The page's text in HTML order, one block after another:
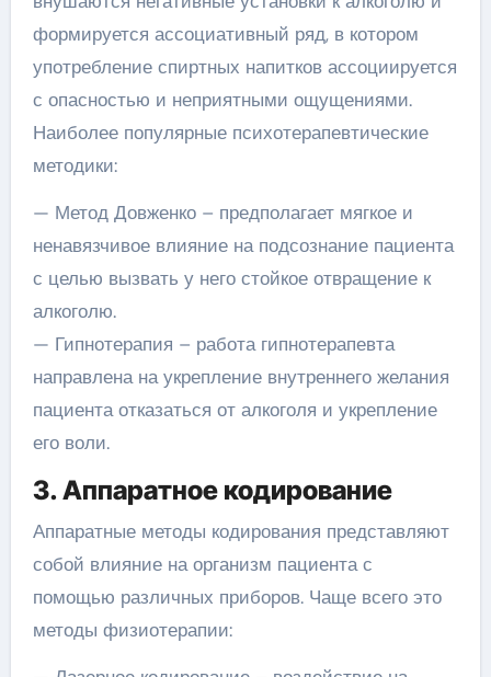
формируется ассоциативный ряд, в котором
употребление спиртных напитков ассоциируется
с опасностью и неприятными ощущениями.
Наиболее популярные психотерапевтические
методики:
— Метод Довженко – предполагает мягкое и
ненавязчивое влияние на подсознание пациента
с целью вызвать у него стойкое отвращение к
алкоголю.
— Гипнотерапия – работа гипнотерапевта
направлена на укрепление внутреннего желания
пациента отказаться от алкоголя и укрепление
его воли.
3. Аппаратное кодирование
Аппаратные методы кодирования представляют
собой влияние на организм пациента с
помощью различных приборов. Чаще всего это
методы физиотерапии: